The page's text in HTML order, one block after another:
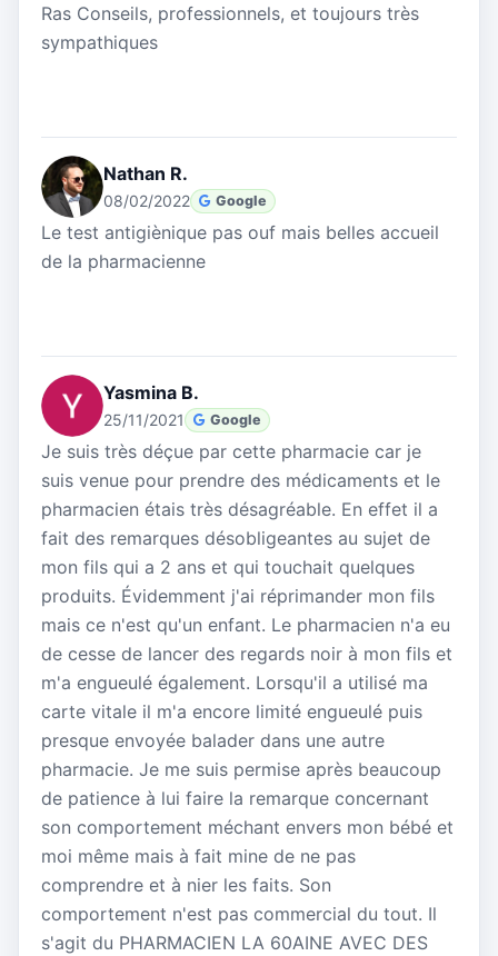
Ras Conseils, professionnels, et toujours très
sympathiques
Nathan R.
08/02/2022 Google
Le test antigiènique pas ouf mais belles accueil
de la pharmacienne
Yasmina B.
25/11/2021 Google
Je suis très déçue par cette pharmacie car je
suis venue pour prendre des médicaments et le
pharmacien étais très désagréable. En effet il a
fait des remarques désobligeantes au sujet de
mon fils qui a 2 ans et qui touchait quelques
produits. Évidemment j'ai réprimander mon fils
mais ce n'est qu'un enfant. Le pharmacien n'a eu
de cesse de lancer des regards noir à mon fils et
m'a engueulé également. Lorsqu'il a utilisé ma
carte vitale il m'a encore limité engueulé puis
presque envoyée balader dans une autre
pharmacie. Je me suis permise après beaucoup
de patience à lui faire la remarque concernant
son comportement méchant envers mon bébé et
moi même mais à fait mine de ne pas
comprendre et à nier les faits. Son
comportement n'est pas commercial du tout. Il
s'agit du PHARMACIEN LA 60AINE AVEC DES